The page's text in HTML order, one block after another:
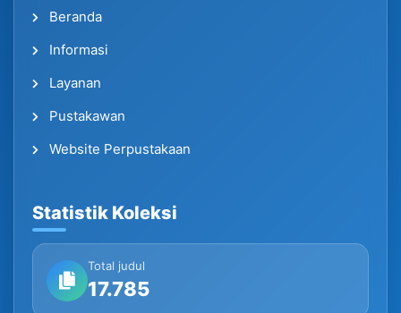
Beranda
Informasi
Layanan
Pustakawan
Website Perpustakaan
Statistik Koleksi
Total judul
17.785